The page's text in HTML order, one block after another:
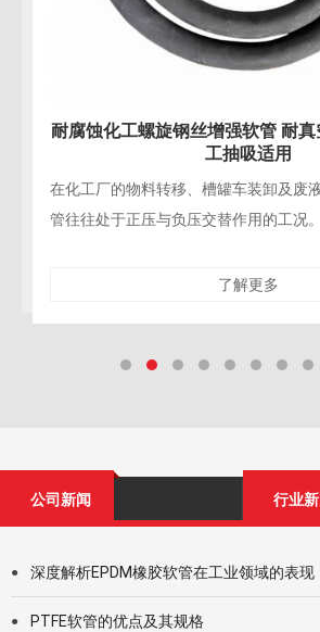
耐腐蚀化工螺旋钢丝增强软管 耐
工抽吸适用
在化工厂的物料转移、槽罐车装卸及废
管往往处于正压与负压交替作用的工况
了解更多
公司新闻 行业
● 深度解析EPDM橡胶软管在工业领域的表现
● PTFE软管的优点及其规格